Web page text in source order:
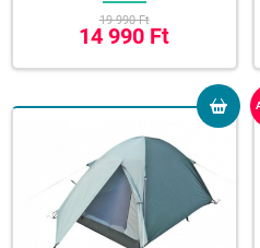
19 990 Ft
14 990 Ft